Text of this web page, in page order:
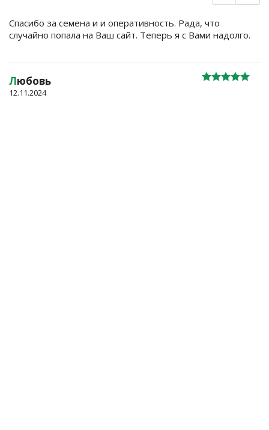
Спасибо за семена и и оперативность. Рада, что
случайно попала на Ваш сайт. Теперь я с Вами надолго.
Любовь
12.11.2024